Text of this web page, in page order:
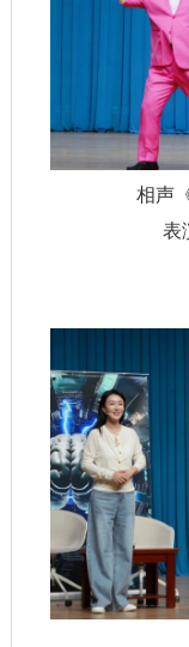
相声
表